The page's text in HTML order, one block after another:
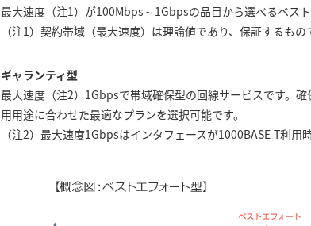
最大速度（注1）が100Mbps～1Gbpsの品目から選べるベス
（注1）契約帯域（最大速度）は理論値であり、保証するも
ギャランティ型
最大速度（注2）1Gbpsで帯域確保型の回線サービスです。
用用途に合わせた最適なプランを選択可能です。
（注2）最大速度1Gbpsはインタフェースが1000BASE-T利